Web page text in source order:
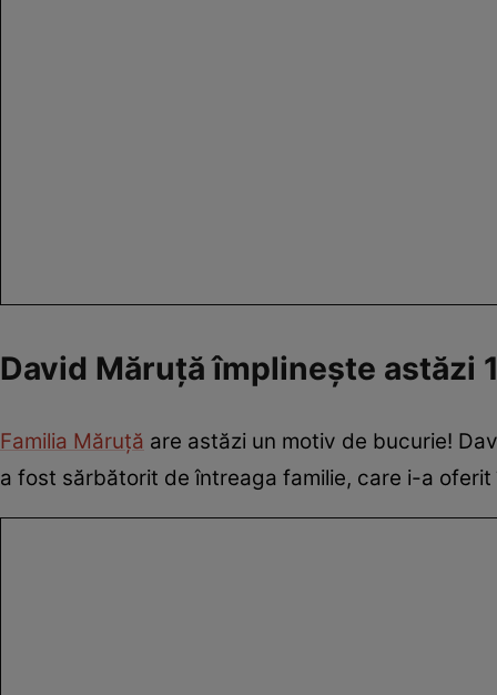
David Măruță împlinește astăzi
Familia Măruță are astăzi un motiv de bucurie!
a fost sărbătorit de întreaga familie, care i-a